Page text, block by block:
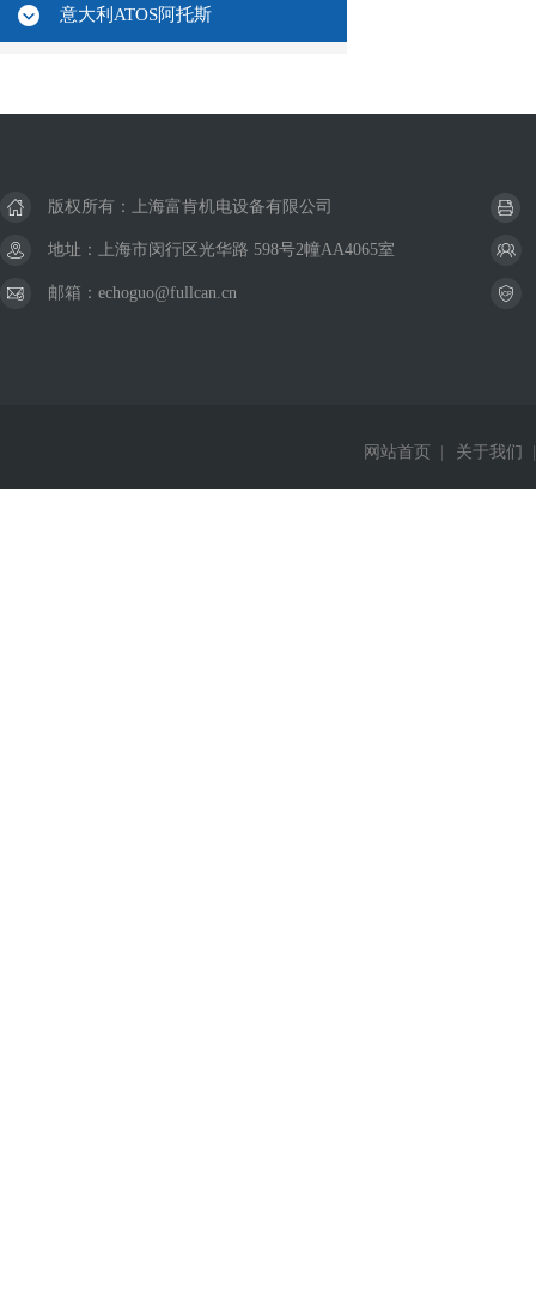
意大利ATOS阿托斯
版权所有：上海富肯机电设备有限公司
地址：上海市闵行区光华路 598号2幢AA4065室
邮箱：echoguo@fullcan.cn
网站首页 关于我们